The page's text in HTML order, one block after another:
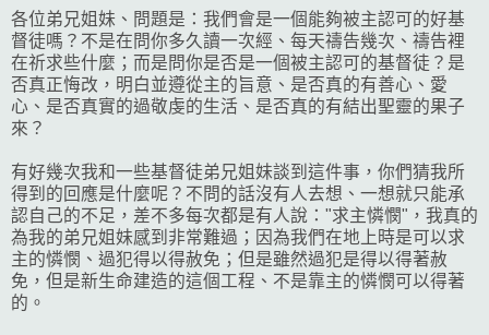
各位弟兄姐妹、問題是：我們會是一個能夠被主認可的好基
督徒嗎？不是在問你多久讀一次經、每天禱告幾次、禱告裡
在祈求些什麼；而是問你是否是一個被主認可的基督徒？是
否真正悔改，明白並遵從主的旨意、是否真的有善心、愛
心、是否真實的過敬虔的生活、是否真的有結出聖靈的果子
來？
有好幾次我和一些基督徒弟兄姐妹談到這件事，你們猜我所
得到的回應是什麼呢？不問的話沒有人去想、一想就只能承
認自己的不足，差不多每次都是有人說："求主憐憫"，我真的
為我的弟兄姐妹感到非常難過；因為我們在地上時是可以求
主的憐憫、過犯得以得赦免；但是雖然過犯是得以得著赦
免，但是新生命建造的這個工程、不是靠主的憐憫可以得著
的。